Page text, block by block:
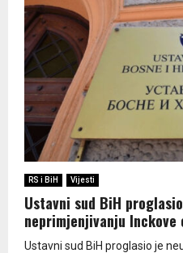
RS i BiH Vijesti
Ustavni sud BiH
neprimjenjivanju Inckove
Ustavni sud BiH proglasio je